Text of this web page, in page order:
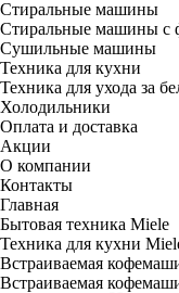
Стиральные машины
Стиральные машины с
Сушильные машины
Техника для кухни
Техника для ухода за
Холодильники
Оплата и доставка
Акции
О компании
Контакты
Главная
Бытовая техника Miele
Техника для кухни
Встраиваемая
Встраиваемая